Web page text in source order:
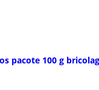
pacote 100 g